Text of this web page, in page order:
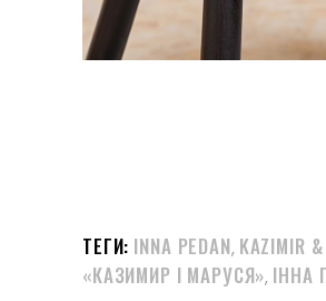
ТЕГИ: INNA PEDAN, KAZIMIR
«КАЗИМИР І МАРУСЯ», ІННА